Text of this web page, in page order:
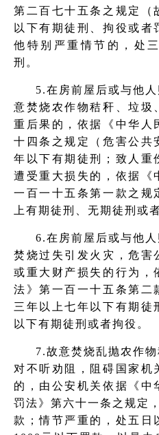
第二百七十五条之规定（
以下有期徒刑、拘役或者
他特别严重情节的，处
刑。
5.在房前屋后或与他
意焚烧农作物秸秆、垃圾
重后果的，依据《中华人
十四条之规定（危害公共
年以下有期徒刑；致人重
遭受重大损失的，依据《
一百一十五条第一款之规
上有期徒刑、无期徒刑或
6.在房前屋后或与他
焚烧过失引发火灾，危害
或重大财产损失的行为，
法》第一百一十五条第二
三年以上七年以下有期徒
以下有期徒刑或者拘役。
7.故意焚烧乱抛农作
对不听劝阻，阻碍国家机
的，由公安机关依据《中
罚法》第六十一条之规定
款；情节严重的，处五日